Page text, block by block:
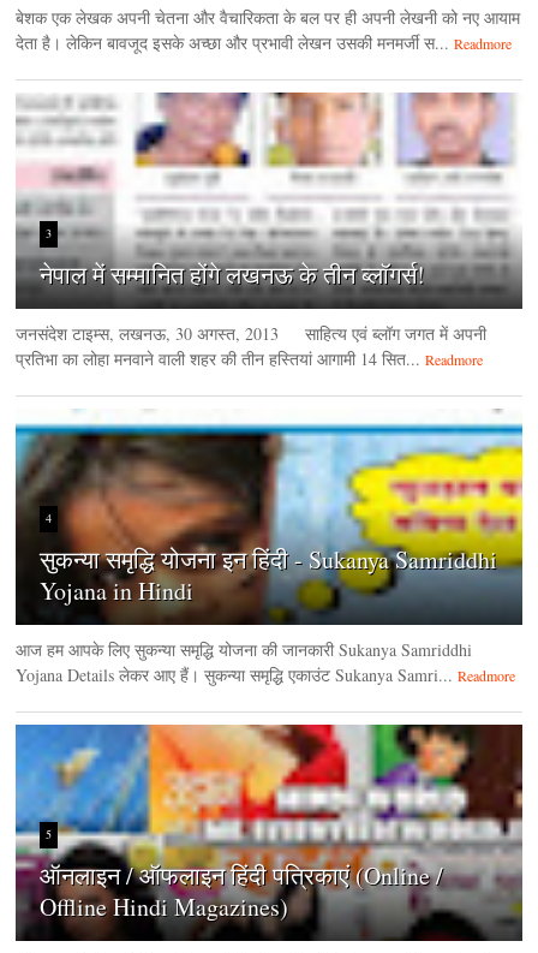
बेशक एक लेखक अपनी चेतना और वैचारिकता के बल पर ही अपनी लेखनी को नए आयाम
देता है। लेकिन बावजूद इसके अच्छा और प्रभावी लेखन उसकी मनमर्जी स... Readmore
3
नेपाल में सम्मानित होंगे लखनऊ के तीन ब्लॉगर्स!
जनसंदेश टाइम्‍स, लखनऊ, 30 अगस्‍त, 2013 साहित्य एवं ब्लॉग जगत में अपनी
प्रतिभा का लोहा मनवाने वाली शहर की तीन हस्तियां आगामी 14 सित... Readmore
4
सुकन्या समृद्धि योजना इन हिंदी - Sukanya Samriddhi
Yojana in Hindi
आज हम आपके लिए सुकन्या समृद्धि योजना की जानकारी Sukanya Samriddhi
Yojana Details लेकर आए हैं। सुकन्या समृद्धि एकाउंट Sukanya Samri... Readmore
5
ऑनलाइन / ऑफलाइन हिंदी पत्रिकाएं (Online /
Offline Hindi Magazines)